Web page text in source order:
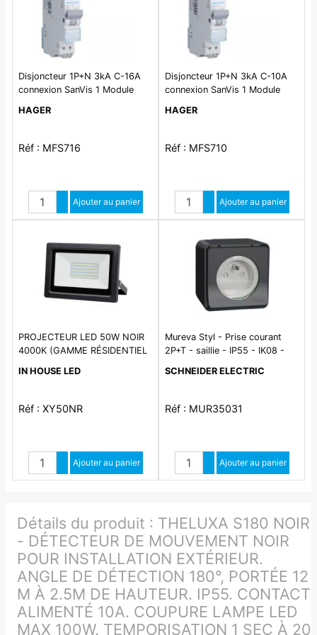
Disjoncteur 1P+N 3kA C-16A
connexion SanVis 1 Module
HAGER
Réf : MFS716
Quantité
Augmenter quantité
Diminuer quantité
Ajouter au panier
Disjoncteur 1P+N 3kA C-10A
connexion SanVis 1 Module
HAGER
Réf : MFS710
Quantité
Augmenter quantité
Diminuer quantité
Ajouter au panier
PROJECTEUR LED 50W NOIR
4000K (GAMME RÉSIDENTIEL
IN HOUSE LED
Réf : XY50NR
Quantité
Augmenter quantité
Diminuer quantité
Ajouter au panier
Mureva Styl - Prise courant
2P+T - saillie - IP55 - IK08 -
SCHNEIDER ELECTRIC
Réf : MUR35031
Quantité
Augmenter quantité
Diminuer quantité
Ajouter au panier
Détails du produit : THELUXA S180 NOIR
- DÉTECTEUR DE MOUVEMENT NOIR
POUR INSTALLATION EXTÉRIEUR.
ANGLE DE DÉTECTION 180°, PORTÉE 12
M À 2.5M DE HAUTEUR. IP55. CONTACT
ALIMENTÉ 10A. COUPURE LAMPE LED
MAX 100W. TEMPORISATION 1 SEC À 20